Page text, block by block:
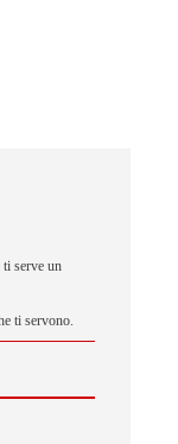
ti serve un
ti servono.